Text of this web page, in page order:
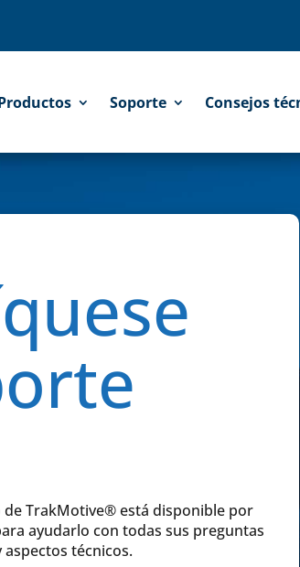
Soporte Consejos
TrakMotive® está disponible por
ayudarlo con todas sus preguntas
técnicos.